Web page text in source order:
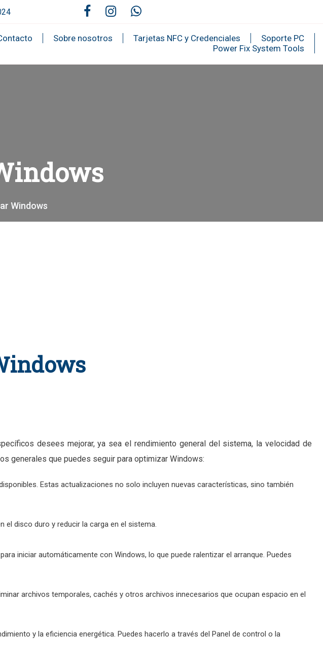
Sobre nosotros Tarjetas NFC y Credenciales
Soporte PC
Power Fix System Tools
Windows
desees mejorar, ya sea el rendimiento general del sistema, la velocidad de
generales que puedes seguir para optimizar Windows:
Estas actualizaciones no solo incluyen nuevas características, sino también
el disco duro y reducir la carga en el sistema.
iniciar automáticamente con Windows, lo que puede ralentizar el arranque. Puedes
archivos temporales, cachés y otros archivos innecesarios que ocupan espacio en el
y la eficiencia energética. Puedes hacerlo a través del Panel de control o la